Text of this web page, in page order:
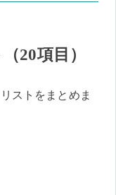
20項目）
ストをまとめま